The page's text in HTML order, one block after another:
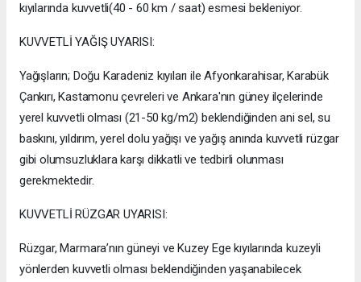
kıyılarında kuvvetli(40 - 60 km / saat) esmesi bekleniyor.
KUVVETLİ YAĞIŞ UYARISI:
Yağışların; Doğu Karadeniz kıyıları ile Afyonkarahisar, Karabük
Çankırı, Kastamonu çevreleri ve Ankara'nın güney ilçelerinde
yerel kuvvetli olması (21-50 kg/m2) beklendiğinden ani sel, su
baskını, yıldırım, yerel dolu yağışı ve yağış anında kuvvetli rüzgar
gibi olumsuzluklara karşı dikkatli ve tedbirli olunması
gerekmektedir.
KUVVETLİ RÜZGAR UYARISI:
Rüzgar, Marmara’nın güneyi ve Kuzey Ege kıyılarında kuzeyli
yönlerden kuvvetli olması beklendiğinden yaşanabilecek